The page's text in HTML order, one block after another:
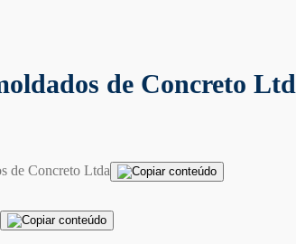
de Concreto
de Concreto Ltda